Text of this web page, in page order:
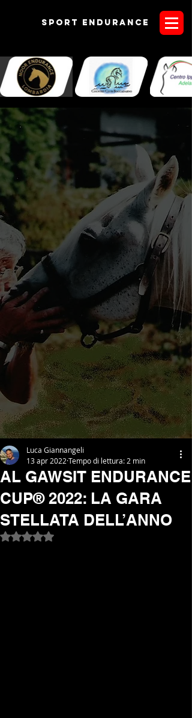
Sport endurANCE
AL GAWSIT ENDURANCE
CUP® 2022: LA GARA
STELLATA DELL’ANNO
Luca Giannangeli
13 apr 2022 Tempo di lettura: 2 min
Valutazione NaN stelle su 5.